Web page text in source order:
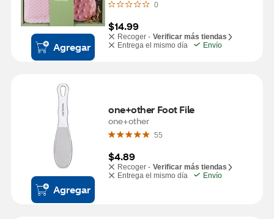
Agregar
0
$14.99
Recoger - Verificar más tiendas
Entrega el mismo día
Envío
Agregar
one+other Foot File
one+other
55
$4.89
Recoger - Verificar más tiendas
Entrega el mismo día
Envío